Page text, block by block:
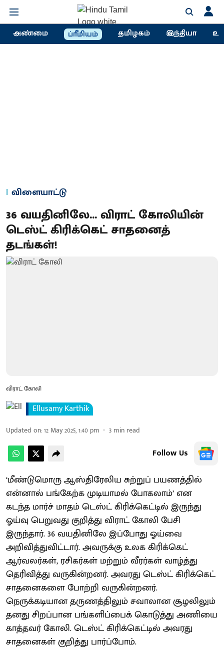
அண்மை ப்ரீமியம் தமிழகம் இந்தியா
விளையாட்டு
36 வயதினிலே... விராட் கோலியின்
டெஸ்ட் கிரிக்கெட் சாதனைத்
தடங்கள்!
விராட் கோலி
Ellusamy Karthik
Updated on:12 May 2025, 1:40 pm 3 min read
Follow Us
‘மீண்டுமொரு ஆஸ்திரேலிய சுற்றுப் பயணத்தில்
என்னால் பங்கேற்க முடியாமல் போகலாம்’ என
கடந்த மார்ச் மாதம் டெஸ்ட் கிரிக்கெட்டில் இருந்து
ஓய்வு பெறுவது குறித்து விராட் கோலி பேசி
இருந்தார். 36 வயதினிலே இப்போது ஓய்வை
அறிவித்துவிட்டார். அவருக்கு உலக கிரிக்கெட்
ஆர்வலர்கள், ரசிகர்கள் மற்றும் வீரர்கள் வாழ்த்து
தெரிவித்து வருகின்றனர். அவரது டெஸ்ட் கிரிக்கெட்
சாதனைகளை போற்றி வருகின்றனர்.
நெருக்கடியான தருணத்திலும் சவாலான சூழலிலும்
தனது சிறப்பான பங்களிப்பைக் கொடுத்து அணியை
காத்தவர் கோலி. டெஸ்ட் கிரிக்கெட்டில் அவரது
சாதனைகள் குறித்து பார்ப்போம்.